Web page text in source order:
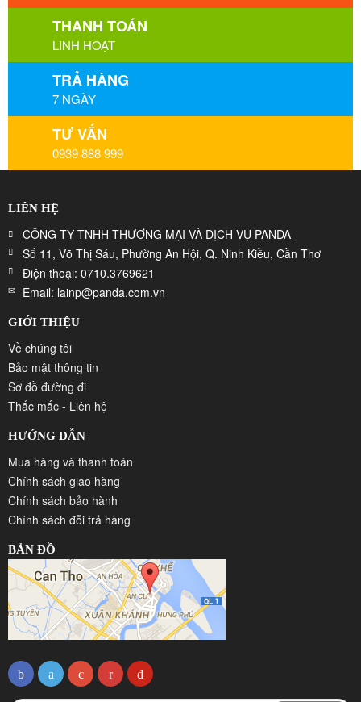
THANH TOÁN
LINH HOẠT
TRẢ HÀNG
7 NGÀY
TƯ VẤN
0939 888 999
LIÊN HỆ
CÔNG TY TNHH THƯƠNG MẠI VÀ DỊCH VỤ PANDA
Số 11, Võ Thị Sáu, Phường An Hội, Q. Ninh Kiều, Cần Thơ
Điện thoại: 0710.3769621
Email: lainp@panda.com.vn
GIỚI THIỆU
Về chúng tôi
Bảo mật thông tin
Sơ đồ đường đi
Thắc mắc - Liên hệ
HƯỚNG DẪN
Mua hàng và thanh toán
Chính sách giao hàng
Chính sách bảo hành
Chính sách đỗi trả hàng
BẢN ĐỒ